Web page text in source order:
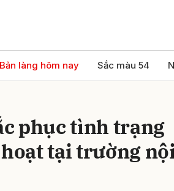
Bản làng hôm nay Sắc màu 54
phục tình trạng
tại trường
luận